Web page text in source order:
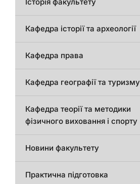
Кафедра історії та археології
Кафедра права
Кафедра географії та туризму
Кафедра теорії та методики
фізичного виховання і спорту
Новини факультету
Практична підготовка